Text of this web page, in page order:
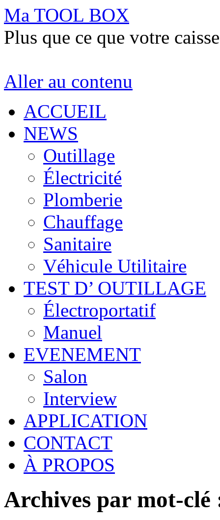
Ma TOOL BOX
Plus que ce que votre
Aller au contenu
ACCUEIL
NEWS
Outillage
Électricité
Plomberie
Chauffage
Sanitaire
Véhicule Utilitaire
TEST D’ OUTILLAGE
Électroportatif
Manuel
EVENEMENT
Salon
Interview
APPLICATION
CONTACT
À PROPOS
Archives par mot-